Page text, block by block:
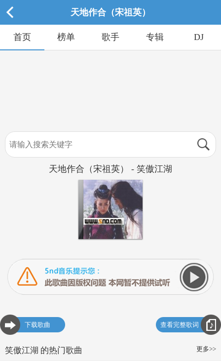
天地作合（宋祖英）
首页 榜单 歌手 专辑 DJ
天地作合（宋祖英） - 笑傲江湖
下载歌曲 查看完整歌词
更多>>
笑傲江湖 的热门歌曲